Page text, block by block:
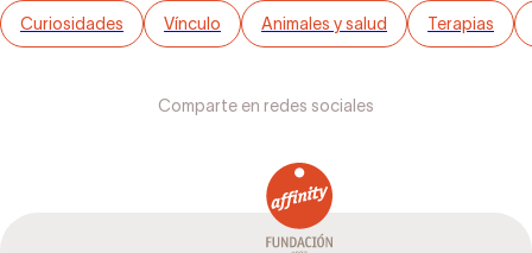
Curiosidades Vínculo Animales y salud Terapias
Comparte en redes sociales